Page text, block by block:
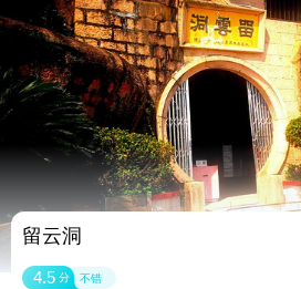
留云洞
4.5 分 不错
